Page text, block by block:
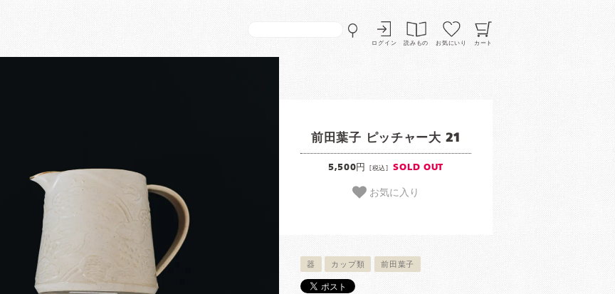
ログイン 読みもの お気にいり カート
前田葉子 ピッチャー大 21
5,500円 [税込] SOLD OUT
お気に入り
器 カップ類 前田葉子